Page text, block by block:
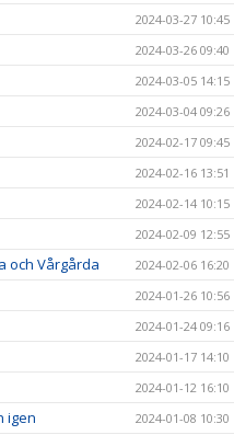
2024-03-27 10:45
2024-03-26 09:40
2024-03-05 14:15
2024-03-04 09:26
2024-02-17 09:45
2024-02-16 13:51
2024-02-14 10:15
2024-02-09 12:55
och Vårgårda 2024-02-06 16:20
2024-01-26 10:56
2024-01-24 09:16
2024-01-17 14:10
2024-01-12 16:10
igen 2024-01-08 10:30